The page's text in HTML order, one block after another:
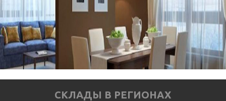
СКЛАДЫ В РЕГИОНАХ